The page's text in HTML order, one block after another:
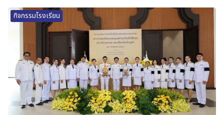
กิจกรรมโรงเรียน